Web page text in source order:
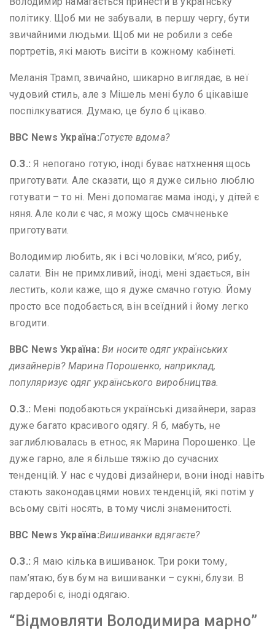
політику. Щоб ми не забували, в першу чергу, бути
звичайними людьми. Щоб ми не робили з себе
портретів, які мають висіти в кожному кабінеті.
Меланія Трамп, звичайно, шикарно виглядає, в неї
чудовий стиль, але з Мішель мені було б цікавіше
поспілкуватися. Думаю, це було б цікаво.
BBC NewsУкраїна:Готуєте вдома?
О.З.: Я непогано готую, іноді буває натхнення щось
приготувати. Але сказати, що я дуже сильно люблю
готувати – то ні. Мені допомагає мама іноді, у дітей є
няня. Але коли є час, я можу щось смачненьке
приготувати.
Володимир любить, як і всі чоловіки, м’ясо, рибу,
салати. Він не примхливий, іноді, мені здається, він
лестить, коли каже, що я дуже смачно готую. Йому
просто все подобається, він всеїдний і йому легко
вгодити.
BBC NewsУкраїна:Ви носите одяг українських
дизайнерів? Марина Порошенко, наприклад,
популяризує одяг українського виробництва.
О.З.: Мені подобаються українські дизайнери, зараз
дуже багато красивого одягу. Я б, мабуть, не
заглиблювалась в етнос, як Марина Порошенко. Це
дуже гарно, але я більше тяжію до сучасних
тенденцій. У нас є чудові дизайнери, вони іноді навіть
стають законодавцями нових тенденцій, які потім у
всьому світі носять, в тому числі знаменитості.
BBC NewsУкраїна:Вишиванки вдягаєте?
О.З.: Я маю кілька вишиванок. Три роки тому,
пам’ятаю, був бум на вишиванки – сукні, блузи. В
гардеробі є, іноді одягаю.
“Відмовляти Володимира марно”